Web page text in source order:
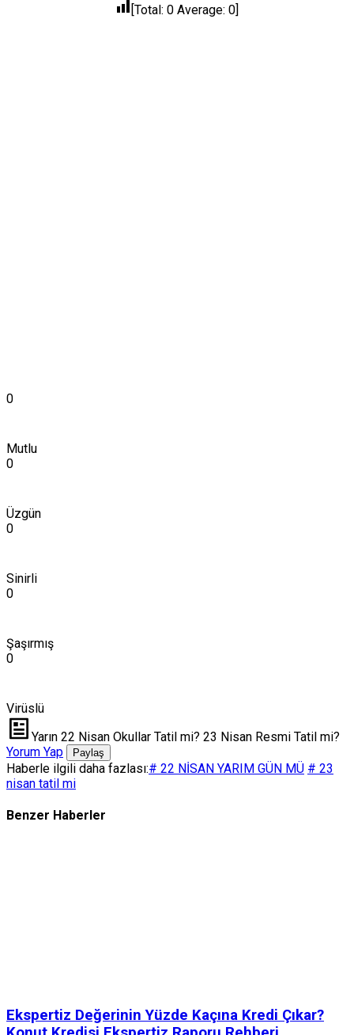
[Total: 0 Average: 0]
0
Mutlu
0
Üzgün
0
Sinirli
0
Şaşırmış
0
Virüslü
Yarın 22 Nisan Okullar Tatil mi? 23 Nisan Resmi Tatil mi?
Yorum Yap
Paylaş
Haberle ilgili daha fazlası:# 22 NİSAN YARIM GÜN MÜ # 23
nisan tatil mi
Benzer Haberler
Ekspertiz Değerinin Yüzde Kaçına Kredi Çıkar?